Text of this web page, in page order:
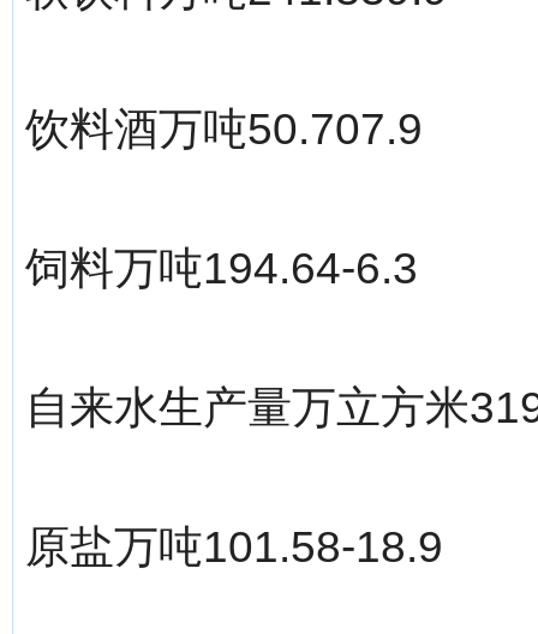
饮料酒万吨50.707.9
饲料万吨194.64-6.3
自来水生产量万立方米
原盐万吨101.58-18.9